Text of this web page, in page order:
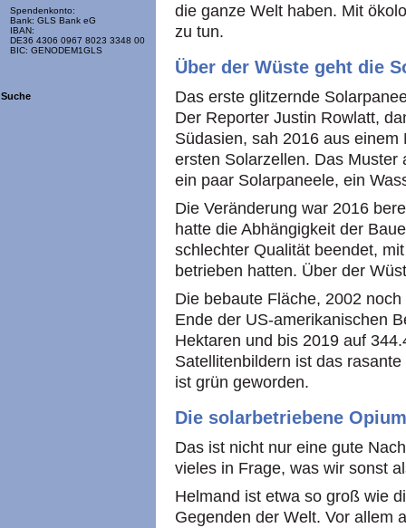
Spendenkonto:
Bank: GLS Bank eG
IBAN:
DE36 4306 0967 8023 3348 00
BIC: GENODEM1GLS
Suche
die ganze Welt haben. Mit
zu tun.
Über der Wüste geht die
Das erste glitzernde
Der Reporter Justin Rowlatt,
Südasien, sah 2016 aus
ersten Solarzellen. Das
ein paar Solarpaneele, ein
Die Veränderung war 2016
hatte die Abhängigkeit der
schlechter Qualität beendet,
betrieben hatten. Über der
Die bebaute Fläche, 2002
Ende der US-amerikanischen
Hektaren und bis 2019 auf
Satellitenbildern ist das
ist grün geworden.
Die solarbetriebene
Das ist nicht nur eine gute
vieles in Frage, was wir sonst
Helmand ist etwa so groß wie
Gegenden der Welt. Vor allem